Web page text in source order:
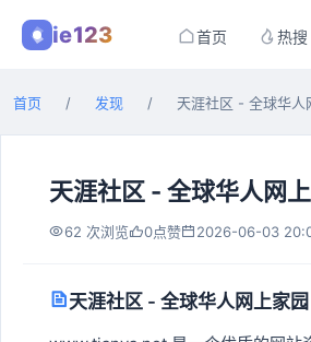
ie123 首页 热搜
首页 / 发现 / 天涯社区 - 全球华人
天涯社区 - 全球华人网
62 次浏览 0点赞 2026-06-03
天涯社区 - 全球华人网上家